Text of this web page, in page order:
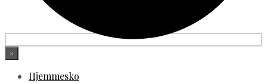
×
Hjemmesko